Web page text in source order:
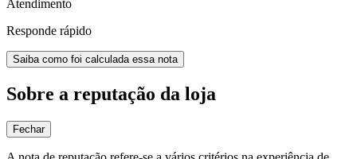
Atendimento
Responde rápido
Saiba como foi calculada essa nota
Sobre a reputação da loja
Fechar